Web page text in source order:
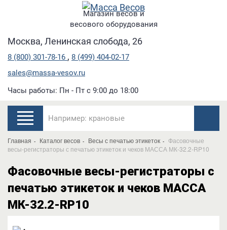
Магазин весов и
весового оборудования
Москва, Ленинская слобода, 26
8 (800) 301-78-16 , 8 (499) 404-02-17
sales@massa-vesov.ru
Часы работы: Пн - Пт с 9:00 до 18:00
Главная Каталог весов Весы с печатью этикеток
Фасовочные
весы-регистраторы с печатью этикеток и чеков МАССА МК-32.2-RP10
Фасовочные весы-регистраторы с
печатью этикеток и чеков МАССА
МК-32.2-RP10